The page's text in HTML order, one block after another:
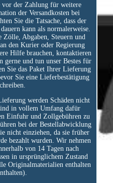
vor der Zahlung für weitere
der Versandkosten bei
Sie die Tatsache, dass der
kann als normalerweise.
Abgaben, Steuern und
den Kurier oder Regierung
Hilfe brauchen, kontaktieren
gerne und tun unser Bestes für
Sie das Paket Ihrer Lieferung
Sie eine Lieferbestätigung
werden Schäden nicht
in vollem Umfang dafür
Einfuhr und Zollgebühren zu
bei der Bestellabwicklung
nicht einziehen, da sie früher
bezahlt wurden. Wir nehmen
von 14 Tagen nach
in ursprünglichem Zustand
Originalmaterialien enthalten